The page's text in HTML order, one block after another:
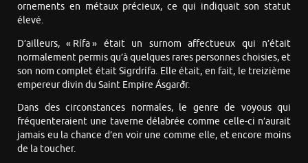
ornements en métaux précieux, ce qui indiquait son statut
élevé.
D’ailleurs, « Rífa » était un surnom affectueux qui n’était
normalement permis qu’à quelques rares personnes choisies, et
son nom complet était Sigrdrífa. Elle était, en fait, le treizième
empereur divin du Saint Empire Ásgarðr.
Dans des circonstances normales, le genre de voyous qui
fréquenteraient une taverne délabrée comme celle-ci n’aurait
jamais eu la chance d’en voir une comme elle, et encore moins
de la toucher.